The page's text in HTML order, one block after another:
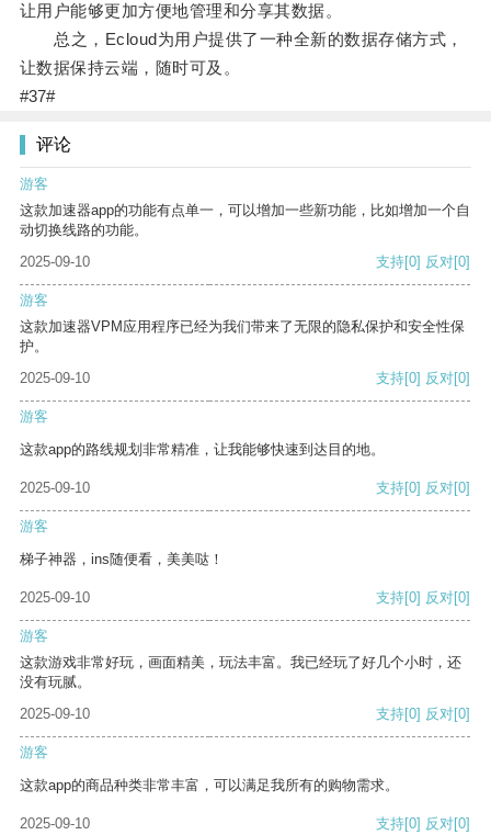
让用户能够更加方便地管理和分享其数据。
总之，Ecloud为用户提供了一种全新的数据存储方式，
让数据保持云端，随时可及。
#37#
评论
游客
这款加速器app的功能有点单一，可以增加一些新功能，比如增加一个自
动切换线路的功能。
2025-09-10
支持[0] 反对[0]
游客
这款加速器VPM应用程序已经为我们带来了无限的隐私保护和安全性保
护。
2025-09-10
支持[0] 反对[0]
游客
这款app的路线规划非常精准，让我能够快速到达目的地。
2025-09-10 支持[0] 反对[0]
游客
梯子神器，ins随便看，美美哒！
2025-09-10 支持[0] 反对[0]
游客
这款游戏非常好玩，画面精美，玩法丰富。我已经玩了好几个小时，还
没有玩腻。
2025-09-10
支持[0] 反对[0]
游客
这款app的商品种类非常丰富，可以满足我所有的购物需求。
2025-09-10 支持[0] 反对[0]